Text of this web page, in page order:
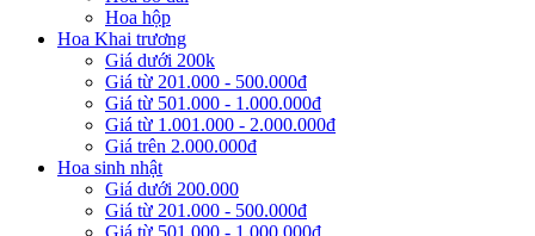
Hoa hộp
Hoa Khai trương
Giá dưới 200k
Giá từ 201.000 - 500.000đ
Giá từ 501.000 - 1.000.000đ
Giá từ 1.001.000 - 2.000.000đ
Giá trên 2.000.000đ
Hoa sinh nhật
Giá dưới 200.000
Giá từ 201.000 - 500.000đ
Giá từ 501.000 - 1.000.000đ